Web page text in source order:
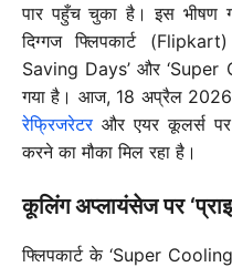
पार पहुँच चुका है। इस भीषण
दिग्गज फ्लिपकार्ट
Saving Days’ और‘Super
गया है। आज, 18 अप्रैल
रेफ्रिजरेटरऔर एयर कूलर्स पर
करने का मौका मिल रहा है।
कूलिंग अप्लायंसेज पर
फ्लिपकार्ट के ‘Super